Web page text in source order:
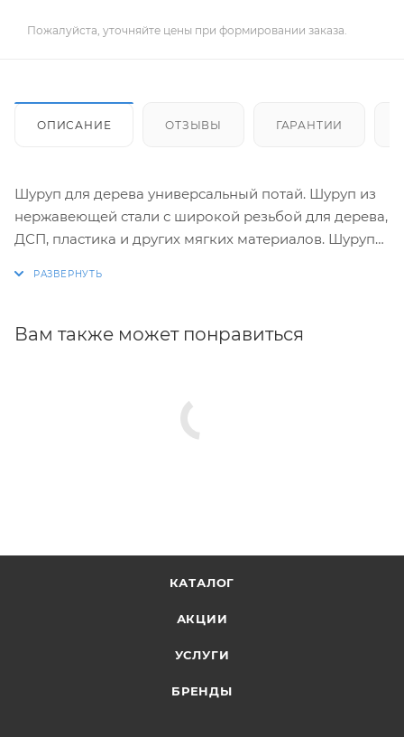
Пожалуйста, уточняйте цены при формировании заказа.
ОПИСАНИЕ ОТЗЫВЫ ГАРАНТИИ
Шуруп для дерева универсальный потай. Шуруп из
нержавеющей стали с широкой резьбой для дерева,
ДСП, пластика и других мягких материалов. Шурупы
Конструкция резьбы отличается от классических
Подходит для наружного применения.
Вам также может понравиться
КАТАЛОГ
АКЦИИ
УСЛУГИ
БРЕНДЫ